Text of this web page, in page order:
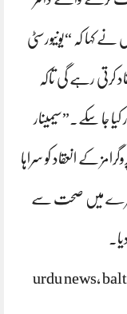
نے کہا کہ “یونیورسٹی
کرتی رہے گی تاکہ
جا سکے۔”سیمینار
کے انعقاد کو سراہا
میں صحت سے
urdu news,